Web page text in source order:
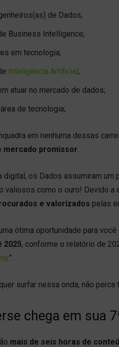
de Dados;
Business Intelligence;
em tecnologia;
Inteligência Artificial;
atuar no mercado de dados;
de tecnologia;
em nenhuma dessas
mercado promissor
digital, os Dados assumiram
valiosos como o ouro! Devido a
e valorizados pelas
ótima oportunidade para
2025, conforme o relatório de
”.
surfar nessa onda, não perca
chega em sua
mais de seis horas de